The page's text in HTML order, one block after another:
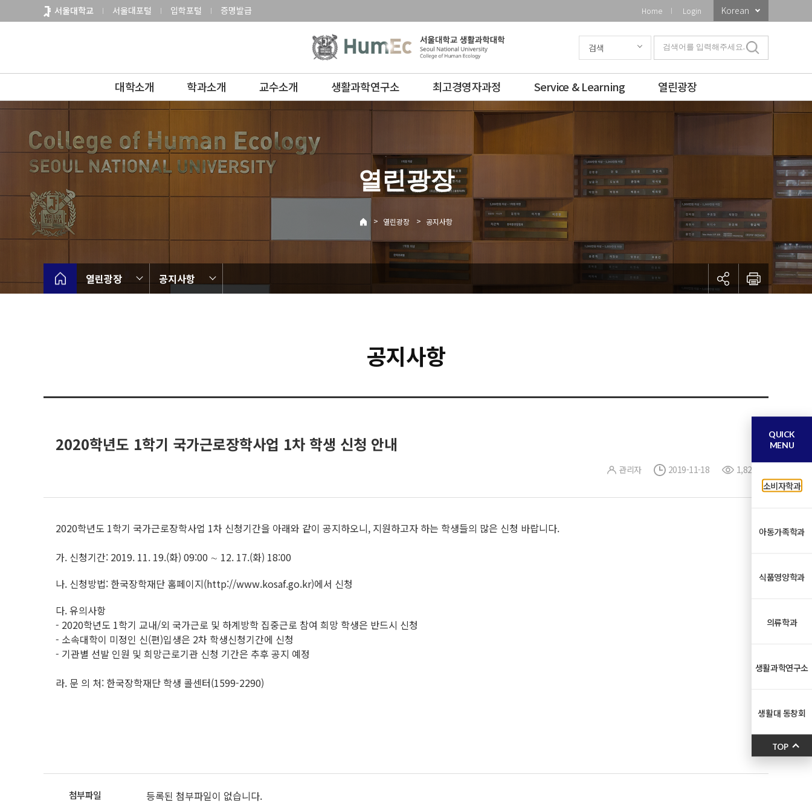
로
서울대학교 서울대포털 입학포털 증명발급 Home Login Korean
대학소개 학과소개 교수소개 생활과학연구소 최고경영자과정 Service & Learning 열린광장
검색 검색어를 입력해주세요.
열린광장
> 열린광장 > 공지사항
열린광장 공지사항
공지사항
2020학년도 1학기 국가근로장학사업 1차 학생 신청 안내
관리자 2019-11-18 1,829
2020학년도 1학기 국가근로장학사업 1차 신청기간을 아래와 같이 공지하오니, 지원하고자 하는 학생들의 많은 신청 바랍니다.
가. 신청기간: 2019. 11. 19.(화) 09:00 ∼ 12. 17.(화) 18:00
나. 신청방법: 한국장학재단 홈페이지(http://www.kosaf.go.kr)에서 신청
다. 유의사항
- 2020학년도 1학기 교내/외 국가근로 및 하계방학 집중근로 참여 희망 학생은 반드시 신청
- 소속대학이 미정인 신(편)입생은 2차 학생신청기간에 신청
- 기관별 선발 인원 및 희망근로기관 신청 기간은 추후 공지 예정
라. 문 의 처: 한국장학재단 학생 콜센터(1599-2290)
등록된 첨부파일이 없습니다.
QUICK
MENU
소비자학과
아동가족학과
식품영양학과
의류학과
생활과학연구소
생활대 동창회
TOP